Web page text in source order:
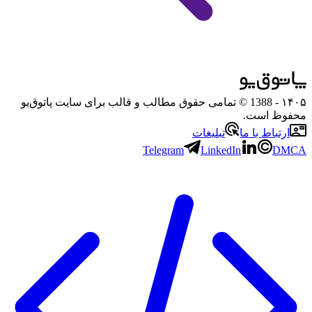
۱۴۰۵
- 1388 © تمامی حقوق مطالب و قالب برای سایت پاتوق‌یو
محفوظ است.
ارتباط با ما
تبلیغات
Telegram
LinkedIn DMCA